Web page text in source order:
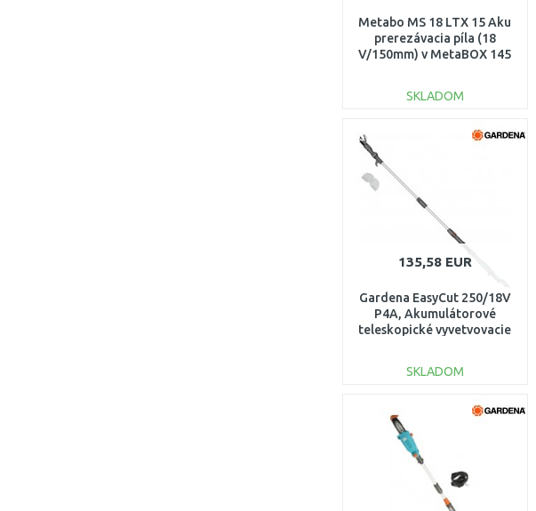
Metabo MS 18 LTX 15 Aku
prerezávacia píla (18
V/150mm) v MetaBOX 145
SKLADOM
DO KOŠÍKA
135,58 EUR
Gardena EasyCut 250/18V
P4A, Akumulátorové
teleskopické vyvetvovacie
SKLADOM
DO KOŠÍKA
Porovnať